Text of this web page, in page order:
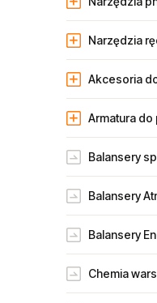
Narzędzia
Akcesoria
Armatura do
Balansery
Balansery
Balansery
Chemia